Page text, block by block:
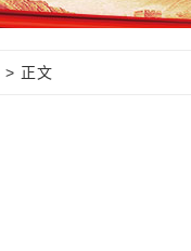
> 正文